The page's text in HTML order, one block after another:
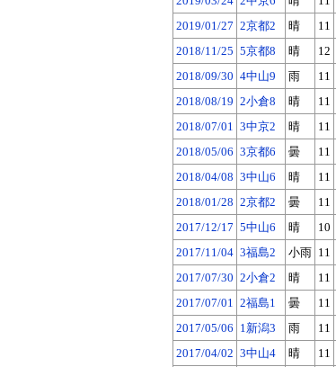
2019/01/27 2京都2 晴 11
2018/11/25 5京都8 晴 12
2018/09/30 4中山9 雨 11
2018/08/19 2小倉8 晴 11
2018/07/01 3中京2 晴 11
2018/05/06 3京都6 曇 11
2018/04/08 3中山6 晴 11
2018/01/28 2京都2 曇 11
2017/12/17 5中山6 晴 10
2017/11/04 3福島2 小雨 11
2017/07/30 2小倉2 晴 11
2017/07/01 2福島1 曇 11
2017/05/06 1新潟3 雨 11
2017/04/02 3中山4 晴 11